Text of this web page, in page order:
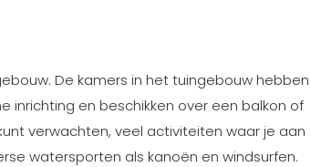
De kamers in het tuingebouw hebben
inrichting en beschikken over een balkon of
verwachten, veel activiteiten waar je aan
watersporten als kanoën en windsurfen.